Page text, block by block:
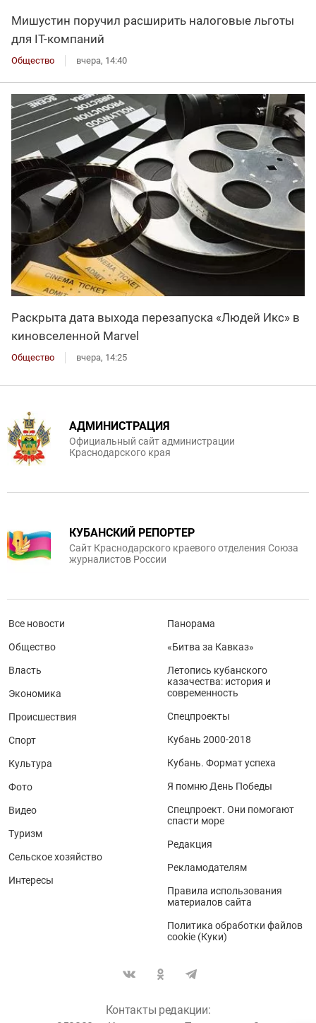
Мишустин поручил расширить налоговые льготы
для IT-компаний
Общество вчера, 14:40
Раскрыта дата выхода перезапуска «Людей Икс» в
киновселенной Marvel
Общество вчера, 14:25
АДМИНИСТРАЦИЯ
Официальный сайт администрации
Краснодарского края
КУБАНСКИЙ РЕПОРТЕР
Сайт Краснодарского краевого отделения Союза
журналистов России
Все новости
Общество
Власть
Экономика
Происшествия
Спорт
Культура
Фото
Видео
Туризм
Сельское хозяйство
Интересы
Панорама
«Битва за Кавказ»
Летопись кубанского
казачества: история и
современность
Спецпроекты
Кубань 2000-2018
Кубань. Формат успеха
Я помню День Победы
Спецпроект. Они помогают
спасти море
Редакция
Рекламодателям
Правила использования
материалов сайта
Политика обработки файлов
cookie (Куки)
Контакты редакции: